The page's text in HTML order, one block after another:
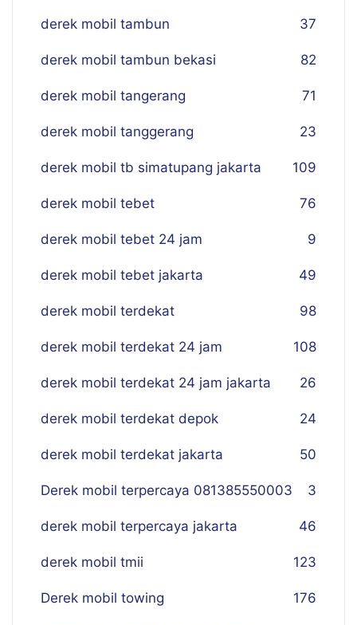
derek mobil tambun 37
derek mobil tambun bekasi 82
derek mobil tangerang 71
derek mobil tanggerang 23
derek mobil tb simatupang jakarta 109
derek mobil tebet 76
derek mobil tebet 24 jam 9
derek mobil tebet jakarta 49
derek mobil terdekat 98
derek mobil terdekat 24 jam 108
derek mobil terdekat 24 jam jakarta 26
derek mobil terdekat depok 24
derek mobil terdekat jakarta 50
Derek mobil terpercaya 081385550003 3
derek mobil terpercaya jakarta 46
derek mobil tmii 123
Derek mobil towing 176